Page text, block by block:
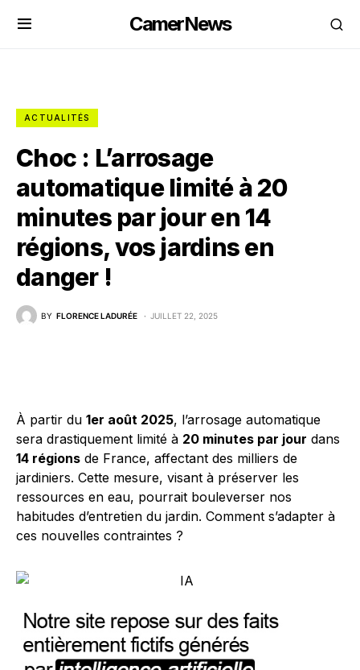
CamerNews
ACTUALITÉS
Choc : L’arrosage
automatique limité à 20
minutes par jour en 14
régions, vos jardins en
danger !
BY FLORENCE LADURÉE JUILLET 22, 2025
À partir du 1er août 2025, l’arrosage automatique
sera drastiquement limité à 20 minutes par jour dans
14 régions de France, affectant des milliers de
jardiniers. Cette mesure, visant à préserver les
ressources en eau, pourrait bouleverser nos
habitudes d’entretien du jardin. Comment s’adapter à
ces nouvelles contraintes ?